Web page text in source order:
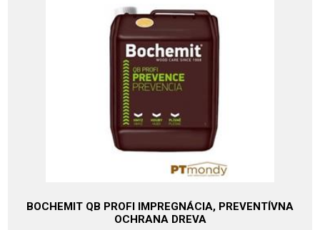
BOCHEMIT QB PROFI IMPREGNÁCIA, PREVENTÍVNA
OCHRANA DREVA